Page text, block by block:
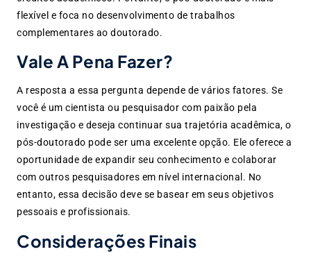
flexível e foca no desenvolvimento de trabalhos
complementares ao doutorado.
Vale A Pena Fazer?
A resposta a essa pergunta depende de vários fatores. Se
você é um cientista ou pesquisador com paixão pela
investigação e deseja continuar sua trajetória acadêmica, o
pós-doutorado pode ser uma excelente opção. Ele oferece a
oportunidade de expandir seu conhecimento e colaborar
com outros pesquisadores em nível internacional. No
entanto, essa decisão deve se basear em seus objetivos
pessoais e profissionais.
Considerações Finais